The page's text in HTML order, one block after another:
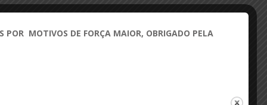
POR MOTIVOS DE FORÇA MAIOR, OBRIGADO PELA